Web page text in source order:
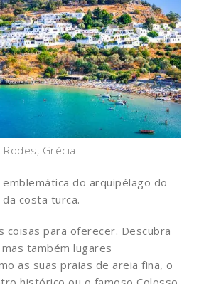
Rodes, Grécia
emblemática do arquipélago do
costa turca.
coisas para oferecer. Descubra
também lugares
as suas praias de areia fina, o